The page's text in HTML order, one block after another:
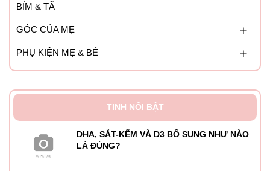
BỈM & TÃ
GÓC CỦA MẸ
PHỤ KIỆN MẸ & BÉ
TINH NỔI BẬT
DHA, SẮT-KẼM VÀ D3 BỔ SUNG NHƯ NÀO
LÀ ĐÚNG?